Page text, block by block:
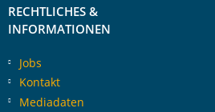
RECHTLICHES &
INFORMATIONEN
Jobs
Kontakt
Mediadaten